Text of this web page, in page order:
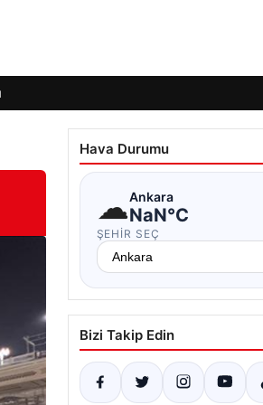
Hava Durumu
☁Ankara
NaN°C
ŞEHIR SEÇ
Bizi Takip Edin